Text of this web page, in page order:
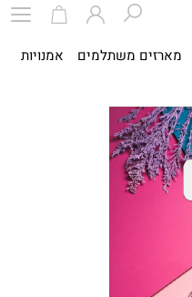
מארזים משתלמים אמנויות